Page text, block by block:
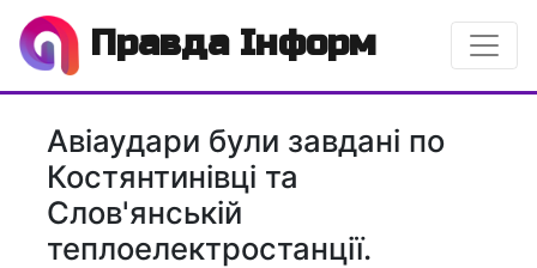
Правда Інформ
Авіаудари були завдані по
Костянтинівці та
Слов'янській
теплоелектростанції.